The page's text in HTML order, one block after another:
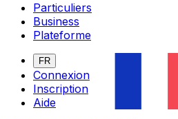
Particuliers
Business
Plateforme
FR
Connexion
Inscription
Aide